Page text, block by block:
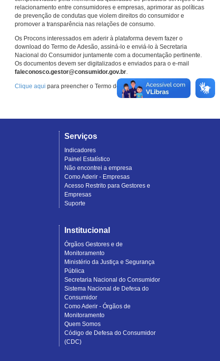
relacionamento entre consumidores e empresas, aprimorar as políticas
de prevenção de condutas que violem direitos do consumidor e
promover a transparência nas relações de consumo.
Os Procons interessados em aderir à plataforma devem fazer o
download do Termo de Adesão, assiná-lo e enviá-lo à Secretaria
Nacional do Consumidor juntamente com a documentação pertinente.
Os documentos devem ser digitalizados e enviados para o e-mail
faleconosco.gestor@consumidor.gov.br.
Clique aqui para preencher o Termo de Adesão.
Serviços
Indicadores
Painel Estatístico
Não encontrei a empresa
Como Aderir - Empresas
Acesso Restrito para Gestores e
Empresas
Suporte
Institucional
Órgãos Gestores e de
Monitoramento
Ministério da Justiça e Segurança
Pública
Secretaria Nacional do Consumidor
Sistema Nacional de Defesa do
Consumidor
Como Aderir - Órgãos de
Monitoramento
Quem Somos
Código de Defesa do Consumidor
(CDC)